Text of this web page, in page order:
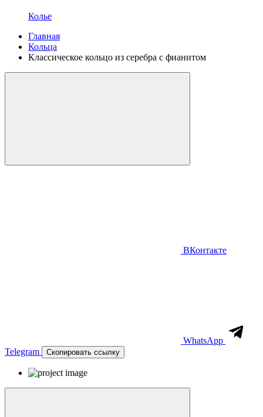
Колье
Главная
Кольца
Классическое кольцо из серебра с фианитом
ВКонтакте
WhatsApp
Telegram
Скопировать ссылку